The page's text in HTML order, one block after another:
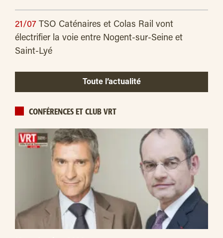
21/07 TSO Caténaires et Colas Rail vont
électrifier la voie entre Nogent-sur-Seine et
Saint-Lyé
Toute l’actualité
CONFÉRENCES ET CLUB VRT